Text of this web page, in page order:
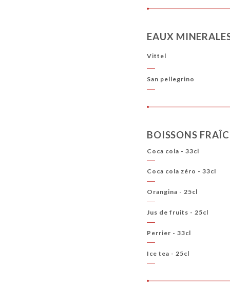
EAUX
Vittel
San pellegrino
BOISSONS
Coca cola - 33cl
Coca cola zéro - 33cl
Orangina - 25cl
Jus de fruits - 25cl
Perrier - 33cl
Ice tea - 25cl